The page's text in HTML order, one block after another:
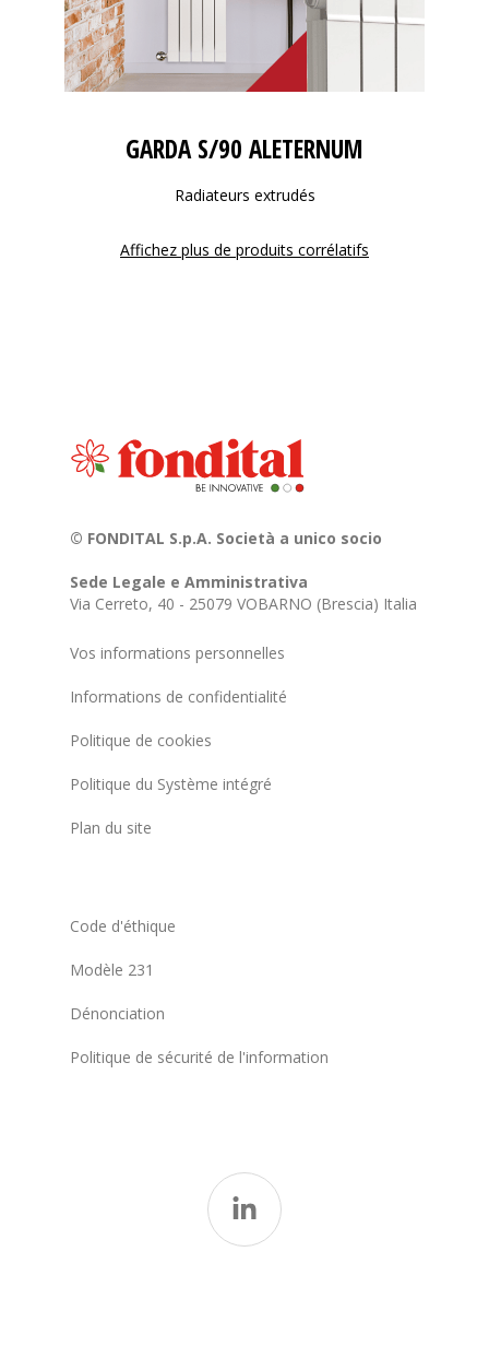
GARDA S/90 ALETERNUM
Radiateurs extrudés
Affichez plus de produits corrélatifs
© FONDITAL S.p.A. Società a unico socio
Sede Legale e Amministrativa
Via Cerreto, 40 - 25079 VOBARNO (Brescia) Italia
Vos informations personnelles
Informations de confidentialité
Politique de cookies
Politique du Système intégré
Plan du site
Code d'éthique
Modèle 231
Dénonciation
Politique de sécurité de l'information